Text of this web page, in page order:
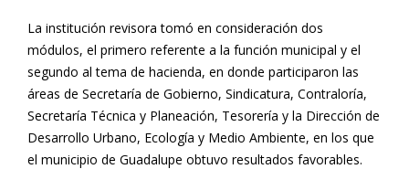
La institución revisora tomó en consideración dos
módulos, el primero referente a la función municipal y el
segundo al tema de hacienda, en donde participaron las
áreas de Secretaría de Gobierno, Sindicatura, Contraloría,
Secretaría Técnica y Planeación, Tesorería y la Dirección de
Desarrollo Urbano, Ecología y Medio Ambiente, en los que
el municipio de Guadalupe obtuvo resultados favorables.